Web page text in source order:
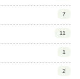
7
11
1
2